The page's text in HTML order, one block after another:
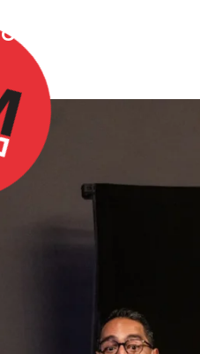
Over Omdenken